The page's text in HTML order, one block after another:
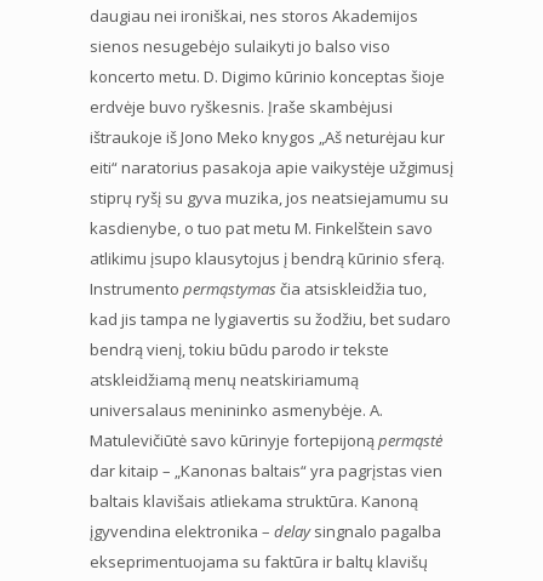
daugiau nei ironiškai, nes storos Akademijos
sienos nesugebėjo sulaikyti jo balso viso
koncerto metu. D. Digimo kūrinio konceptas šioje
erdvėje buvo ryškesnis. Įraše skambėjusi
ištraukoje iš Jono Meko knygos „Aš neturėjau kur
eiti“ naratorius pasakoja apie vaikystėje užgimusį
stiprų ryšį su gyva muzika, jos neatsiejamumu su
kasdienybe, o tuo pat metu M. Finkelštein savo
atlikimu įsupo klausytojus į bendrą kūrinio sferą.
Instrumento permąstymasčia atsiskleidžia tuo,
kad jis tampa ne lygiavertis su žodžiu, bet sudaro
bendrą vienį, tokiu būdu parodo ir tekste
atskleidžiamą menų neatskiriamumą
universalaus menininko asmenybėje. A.
Matulevičiūtė savo kūrinyje fortepijonąpermąstė
dar kitaip – „Kanonas baltais“ yra pagrįstas vien
baltais klavišais atliekama struktūra. Kanoną
įgyvendina elektronika – delaysingnalo pagalba
ekseprimentuojama su faktūra ir baltų klavišų